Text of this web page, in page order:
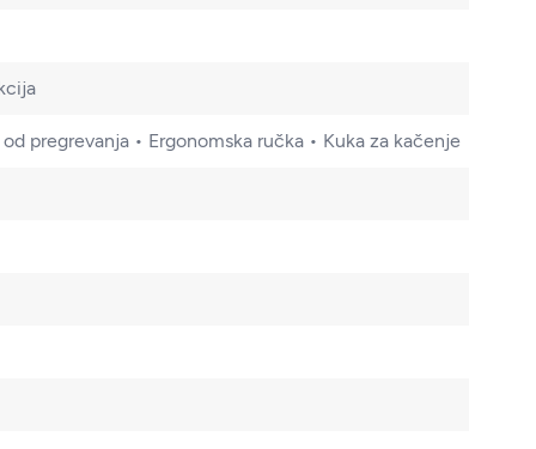
pregrevanja • Ergonomska ručka • Kuka za kačenje